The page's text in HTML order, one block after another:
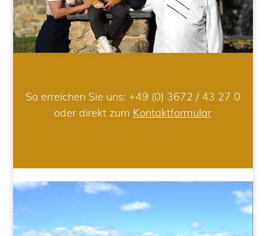
So erreichen Sie uns: +49 (0) 3672 / 43 27 0
oder direkt zum Kontaktformular